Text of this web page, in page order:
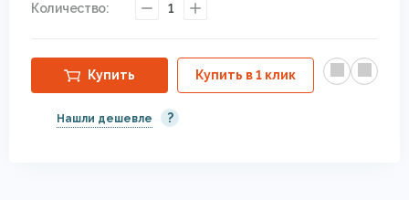
Количество: 1
Купить Купить в 1 клик
Нашли дешевле ?